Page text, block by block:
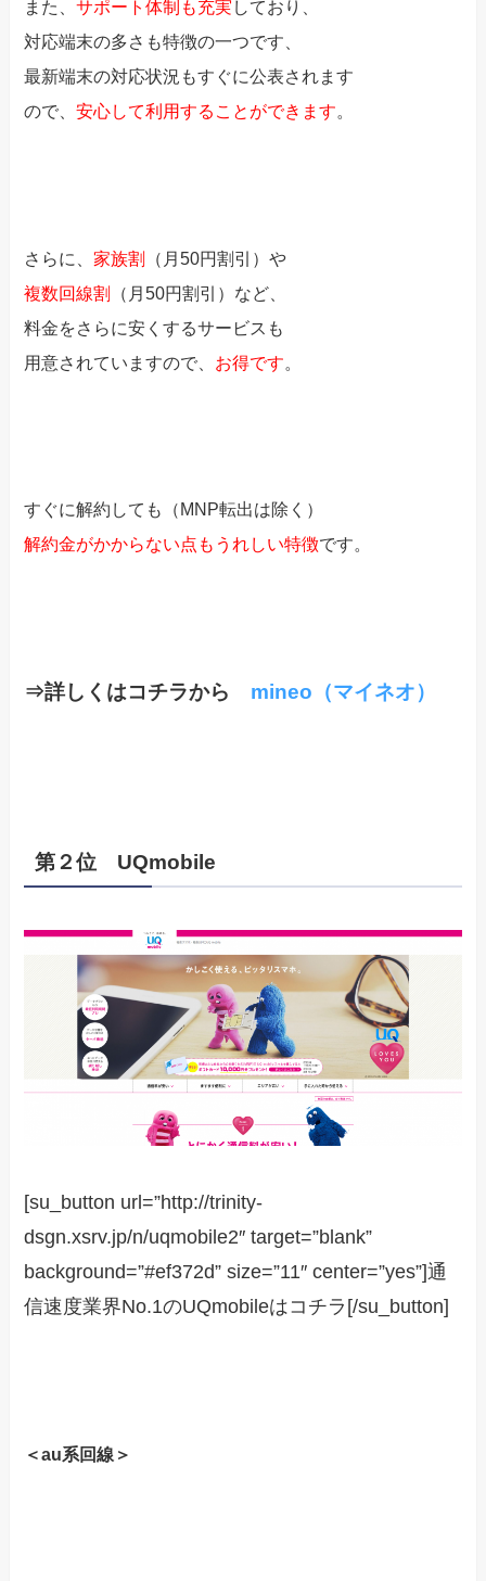
また、サポート体制も充実 しており、
対応端末の多さも特徴の一つです、
最新端末の対応状況もすぐに公表されます
ので、安心して利用することができます。
さらに、家族割
（月50円割引）や
複数回線割
（月50円割引）など、
料金をさらに安くするサービスも
用意されていますので、 お得です。
すぐに解約しても（MNP転出は除く）
解約金がかからない点もうれしい特徴です。
⇒詳しくはコチラから mineo（マイネオ）
第２位 UQmobile
[su_button url=”http://trinity-
dsgn.xsrv.jp/n/uqmobile2″ target=”blank”
background=”#ef372d” size=”11″ center=”yes”]通
信速度業界No.1のUQmobileはコチラ[/su_button]
＜au系回線＞